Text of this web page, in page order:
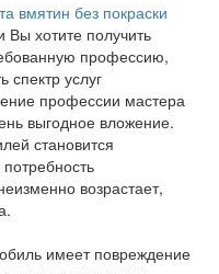
вмятин без покраски
Вы хотите получить
профессию,
спектр услуг
профессии мастера
выгодное вложение.
становится
возрастает,
имеет повреждение